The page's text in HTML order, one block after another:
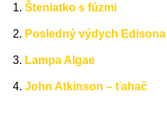
Šteniatko s fúzmi
Posledný výdych Edisona
Lampa Algae
John Atkinson – ťahač